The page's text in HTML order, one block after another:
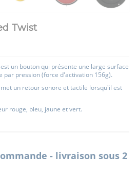
Twist
est un bouton qui présente une large surface
par pression (force d'activation 156g).
un retour sonore et tactile lorsqu'il est
rouge, bleu, jaune et vert.
- livraison sous 2